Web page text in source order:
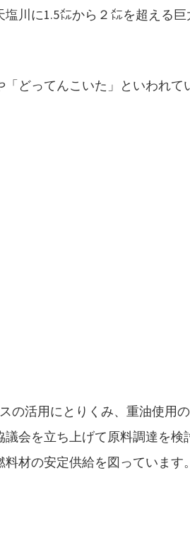
川に1.5㍍から２㍍を超える巨
どってんこいた」といわれて
の活用にとりくみ、重油使用
会を立ち上げて原料調達を検
材の安定供給を図っています。